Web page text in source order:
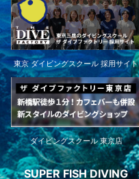
東京 ダイビングスクール 採用サイト
ダイビングスクール 東京店
SUPER FISH DIVING